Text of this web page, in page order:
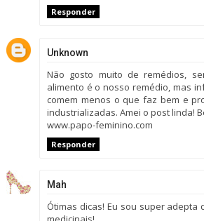
Responder
Unknown
Não gosto muito de remédios,
alimento é o nosso remédio, mas
comem menos o que faz bem e
industrializadas. Amei o post linda!
www.papo-feminino.com
Responder
Mah
Ótimas dicas! Eu sou super adepta